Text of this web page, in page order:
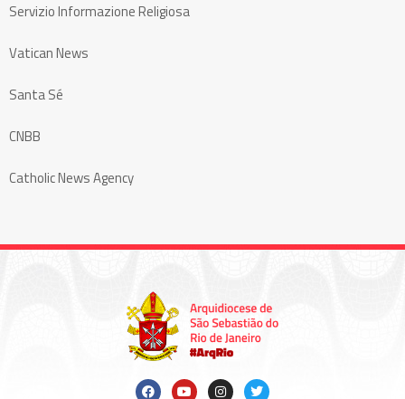
Servizio Informazione Religiosa
Vatican News
Santa Sé
CNBB
Catholic News Agency